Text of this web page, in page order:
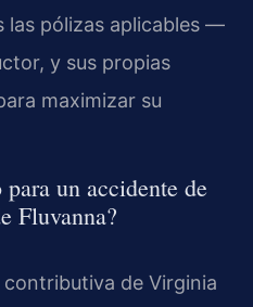
las pólizas aplicables —
y sus propias
maximizar su
un accidente de
Fluvanna?
de Virginia